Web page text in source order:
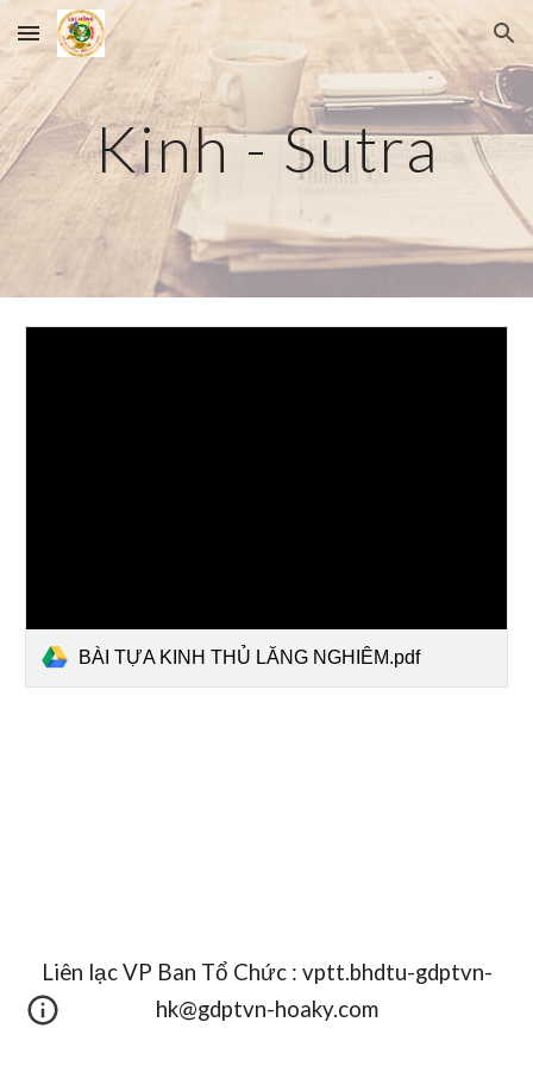
Skip to main content Skip to navigation
Kinh - Sutra
BÀI TỰA KINH THỦ LĂNG NGHIÊM.pdf
Liên lạcVP Ban Tổ Chức : vptt.bhdtu-gdptvn-
hk@gdptvn-hoaky.com